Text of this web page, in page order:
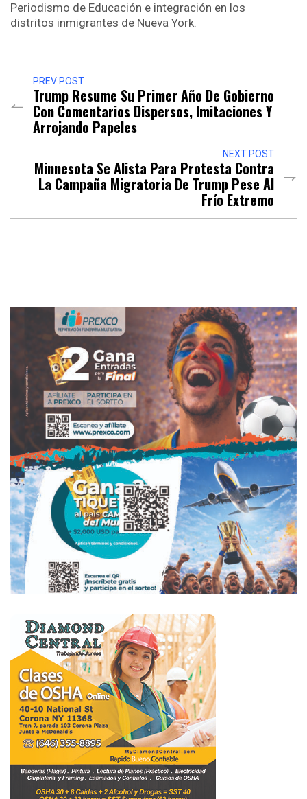
Periodismo de Educación e integración en los
distritos inmigrantes de Nueva York.
PREV POST
Trump Resume Su Primer Año De Gobierno
Con Comentarios Dispersos, Imitaciones Y
Arrojando Papeles
NEXT POST
Minnesota Se Alista Para Protesta Contra
La Campaña Migratoria De Trump Pese Al
Frío Extremo